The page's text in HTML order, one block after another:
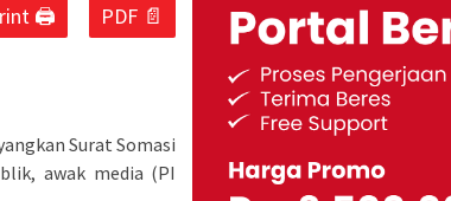
🖨 PDF 📄
Surat Somasi
awak media (PI